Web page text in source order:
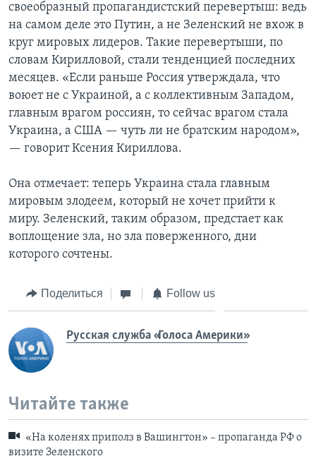
своеобразный пропагандистский перевертыш: ведь
на самом деле это Путин, а не Зеленский не вхож в
круг мировых лидеров. Такие перевертыши, по
словам Кирилловой, стали тенденцией последних
месяцев. «Если раньше Россия утверждала, что
воюет не с Украиной, а с коллективным Западом,
главным врагом россиян, то сейчас врагом стала
Украина, а США — чуть ли не братским народом»,
— говорит Ксения Кириллова.
Она отмечает: теперь Украина стала главным
мировым злодеем, который не хочет прийти к
миру. Зеленский, таким образом, предстает как
воплощение зла, но зла поверженного, дни
которого сочтены.
Поделиться Follow us
Русская служба «Голоса Америки»
Читайте также
«На коленях приполз в Вашингтон» – пропаганда РФ о
визите Зеленского